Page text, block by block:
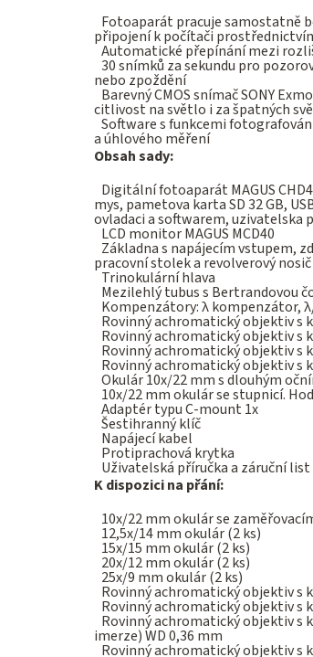
Fotoaparát pracuje samostatně
připojení k počítači
Automatické přepínání mezi
30 snímků za sekundu pro
nebo zpoždění
Barevný CMOS snímač SONY
citlivost na světlo i za špatných
Software s funkcemi
a úhlového měření
Obsah sady:
Digitální fotoaparát MAGUS
mys, pametova karta SD 32 GB,
ovladaci a softwarem, uzivatelska
LCD monitor MAGUS MCD40
Základna s napájecím vstupem,
pracovní stolek a revolverový
Trinokulární hlava
Mezilehlý tubus s Bertrandovou
Kompenzátory: λ kompenzátor,
Rovinný achromatický objektiv s
Rovinný achromatický objektiv s
Rovinný achromatický objektiv s
Rovinný achromatický objektiv s
Okulár 10x/22 mm s dlouhým
10x/22 mm okulár se stupnicí.
Adaptér typu C-mount 1x
Šestihranný klíč
Napájecí kabel
Protiprachová krytka
Uživatelská příručka a záruční list
K dispozici na přání:
10x/22 mm okulár se
12,5x/14 mm okulár (2 ks)
15x/15 mm okulár (2 ks)
20x/12 mm okulár (2 ks)
25x/9 mm okulár (2 ks)
Rovinný achromatický objektiv s
Rovinný achromatický objektiv s
Rovinný achromatický objektiv s
imerze) WD 0,36 mm
Rovinný achromatický objektiv s